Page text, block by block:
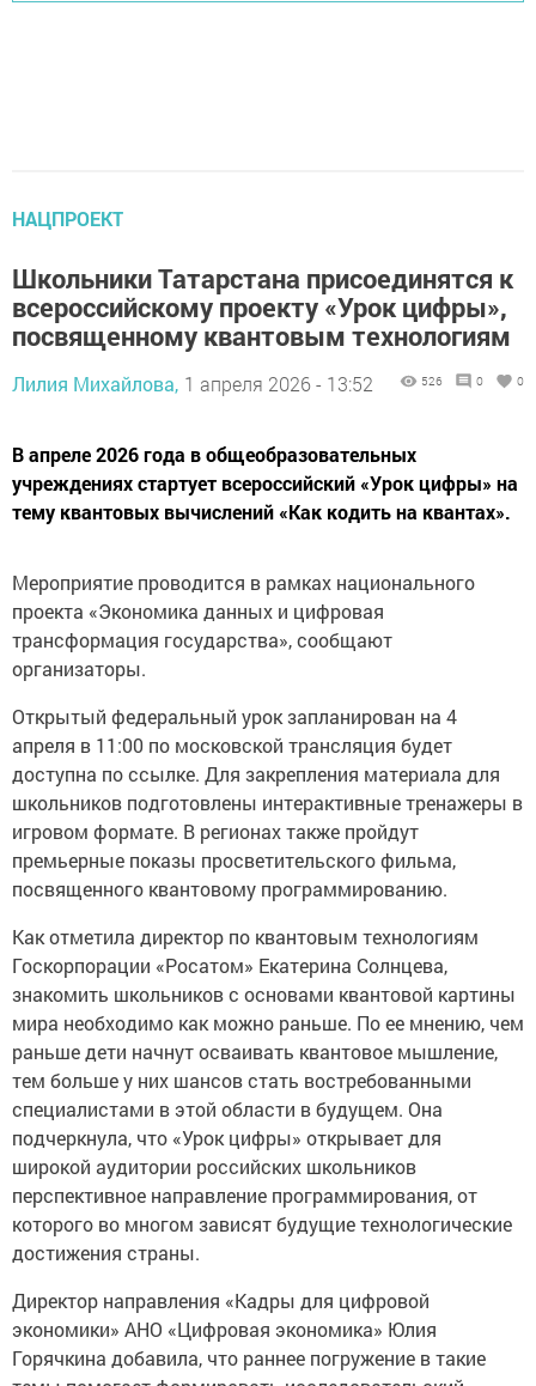
НАЦПРОЕКТ
Школьники Татарстана присоединятся к
всероссийскому проекту «Урок цифры»,
посвященному квантовым технологиям
Лилия Михайлова, 1 апреля 2026 - 13:52 526 0 0
В апреле 2026 года в общеобразовательных
учреждениях стартует всероссийский «Урок цифры» на
тему квантовых вычислений «Как кодить на квантах».
Мероприятие проводится в рамках национального
проекта «Экономика данных и цифровая
трансформация государства», сообщают
организаторы.
Открытый федеральный урок запланирован на 4
апреля в 11:00 по московской трансляция будет
доступна по ссылке. Для закрепления материала для
школьников подготовлены интерактивные тренажеры в
игровом формате. В регионах также пройдут
премьерные показы просветительского фильма,
посвященного квантовому программированию.
Как отметила директор по квантовым технологиям
Госкорпорации «Росатом» Екатерина Солнцева,
знакомить школьников с основами квантовой картины
мира необходимо как можно раньше. По ее мнению, чем
раньше дети начнут осваивать квантовое мышление,
тем больше у них шансов стать востребованными
специалистами в этой области в будущем. Она
подчеркнула, что «Урок цифры» открывает для
широкой аудитории российских школьников
перспективное направление программирования, от
которого во многом зависят будущие технологические
достижения страны.
Директор направления «Кадры для цифровой
экономики» АНО «Цифровая экономика» Юлия
Горячкина добавила, что раннее погружение в такие